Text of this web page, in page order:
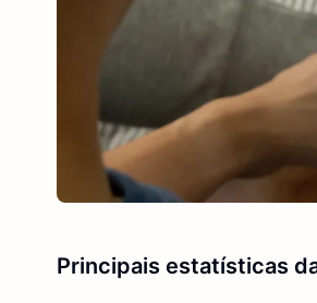
Principais estatísticas